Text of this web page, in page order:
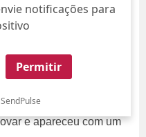
notificações para
Permitir
a novela da
o visual: o ator Juliano
e apareceu com um